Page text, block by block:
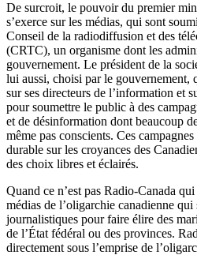
De surcroit, le pouvoir du premier
s’exerce sur les médias, qui sont
Conseil de la radiodiffusion et des
(CRTC), un organisme dont les
gouvernement. Le président de la
lui aussi, choisi par le gouvernement,
sur ses directeurs de l’information et
pour soumettre le public à des
et de désinformation dont beaucoup
même pas conscients. Ces
durable sur les croyances des
des choix libres et éclairés.
Quand ce n’est pas Radio-Canada
médias de l’oligarchie canadienne qui
journalistiques pour faire élire des
de l’État fédéral ou des provinces.
directement sous l’emprise de